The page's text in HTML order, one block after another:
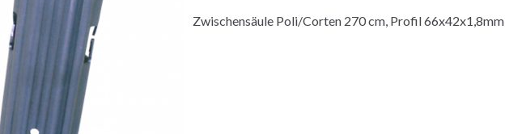
Zwischensäule Poli/Corten 270 cm, Profil 66x42x1,8mm